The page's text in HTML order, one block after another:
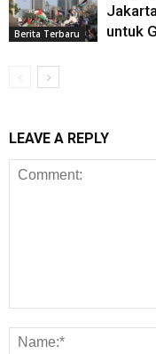
Berita Terbaru
untuk
LEAVE A REPLY